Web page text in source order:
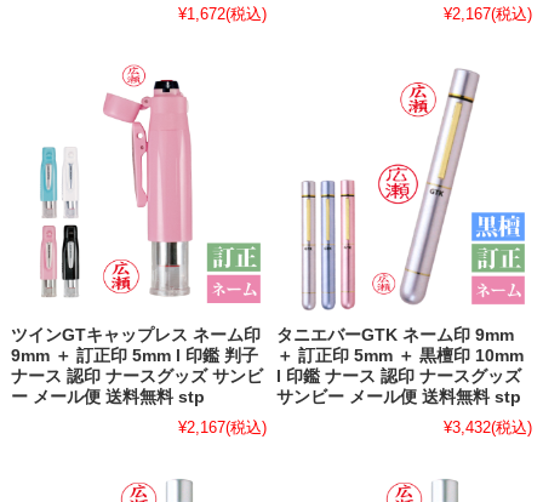
¥1,672(税込)
¥2,167(税込)
ツインGTキャップレス ネーム印
9mm ＋ 訂正印 5mm l 印鑑 判子
ナース 認印 ナースグッズ サンビ
ー メール便 送料無料 stp
¥2,167(税込)
タニエバーGTK ネーム印 9mm
＋ 訂正印 5mm ＋ 黒檀印 10mm
l 印鑑 ナース 認印 ナースグッズ
サンビー メール便 送料無料 stp
¥3,432(税込)